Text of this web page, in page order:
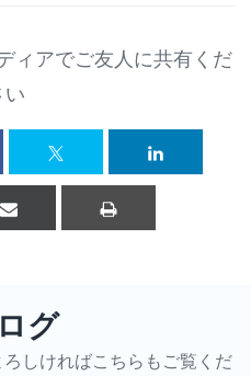
ィアでご友人に共有くだ
い
グ
しければこちらもご覧くだ